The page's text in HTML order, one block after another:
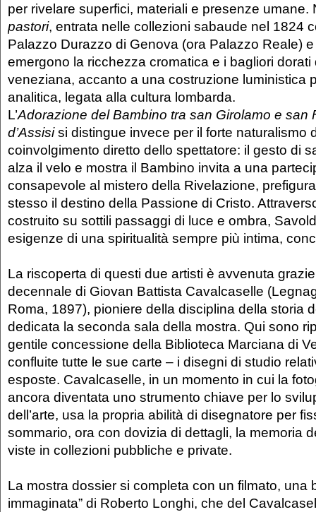
per rivelare superfici, materiali e presenze umane.
pastori, entrata nelle collezioni sabaude nel 1824
Palazzo Durazzo di Genova (ora Palazzo Reale)
emergono la ricchezza cromatica e i bagliori dorati
veneziana, accanto a una costruzione luministica
analitica, legata alla cultura lombarda.
L’Adorazione del Bambino tra san Girolamo e san
d’Assisisi distingue invece per il forte naturalismo
coinvolgimento diretto dello spettatore: il gesto di
alza il velo e mostra il Bambino invita a una
consapevole al mistero della Rivelazione,
stesso il destino della Passione di Cristo.
costruito su sottili passaggi di luce e ombra,
esigenze di una spiritualità sempre più intima,
La riscoperta di questi due artisti è avvenuta
decennale di Giovan Battista Cavalcaselle
Roma, 1897), pioniere della disciplina della storia
dedicata la seconda sala della mostra. Qui sono
gentile concessione della Biblioteca Marciana di
confluite tutte le sue carte – i disegni di studio
esposte. Cavalcaselle, in un momento in cui la
ancora diventata uno strumento chiave per lo
dell’arte, usa la propria abilità di disegnatore per
sommario, ora con dovizia di dettagli, la memoria
viste in collezioni pubbliche e private.
La mostra dossier si completa con un filmato, una
immaginata” di Roberto Longhi, che del